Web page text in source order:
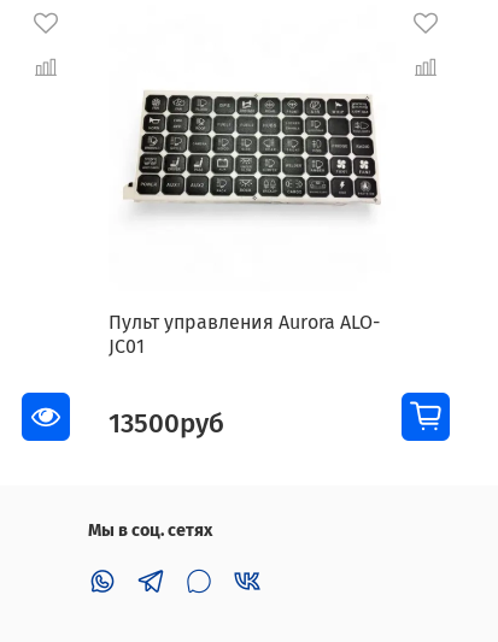
Пульт управления Aurora ALO-
JC01
13500руб
Мы в соц. сетях